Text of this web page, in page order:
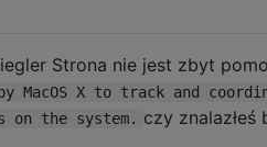
Strona nie jest zbyt
MacOS X to track and
on the system. czy